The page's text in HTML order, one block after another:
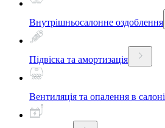
Внутрішньосалонне оздоблення
Підвіска та амортизація
Вентиляція та опалення в салоні